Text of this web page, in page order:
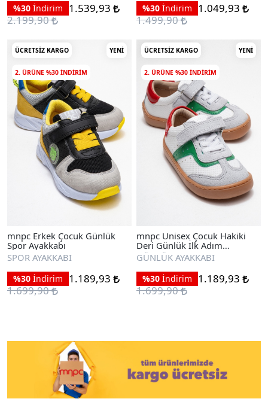
%30 İndirim
1.539,93
2.199,90
%30 İndirim
1.049,93
1.499,90
ÜCRETSIZ KARGO YENI
2. ÜRÜNE %30 INDIRIM
mnpc Erkek Çocuk Günlük
Spor Ayakkabı
SPOR AYAKKABI
%30 İndirim
1.189,93
1.699,90
ÜCRETSIZ KARGO YENI
2. ÜRÜNE %30 INDIRIM
mnpc Unisex Çocuk Hakiki
Deri Günlük İlk Adım
Ayakkabı
GÜNLÜK AYAKKABI
%30 İndirim
1.189,93
1.699,90